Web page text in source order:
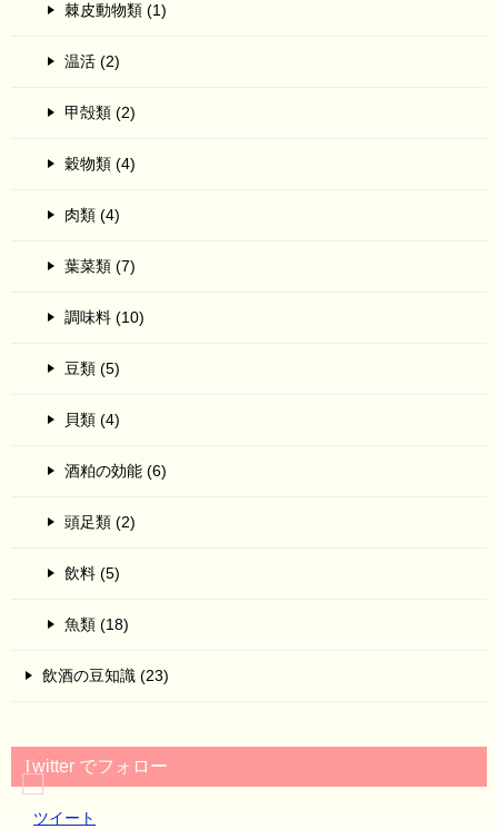
棘皮動物類 (1)
温活 (2)
甲殻類 (2)
穀物類 (4)
肉類 (4)
葉菜類 (7)
調味料 (10)
豆類 (5)
貝類 (4)
酒粕の効能 (6)
頭足類 (2)
飲料 (5)
魚類 (18)
飲酒の豆知識 (23)
Twitter でフォロー
ツイート